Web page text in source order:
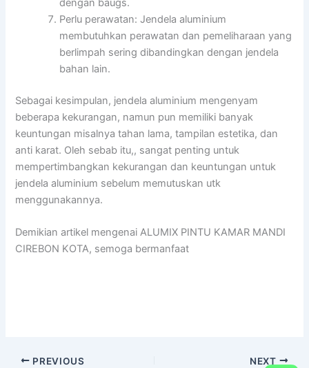
dengan baugs.
Perlu perawatan: Jendela aluminium
membutuhkan perawatan dan pemeliharaan yang
berlimpah sering dibandingkan dengan jendela
bahan lain.
Sebagai kesimpulan, jendela aluminium mengenyam
beberapa kekurangan, namun pun memiliki banyak
keuntungan misalnya tahan lama, tampilan estetika, dan
anti karat. Oleh sebab itu,, sangat penting untuk
mempertimbangkan kekurangan dan keuntungan untuk
jendela aluminium sebelum memutuskan utk
menggunakannya.
Demikian artikel mengenai ALUMIX PINTU KAMAR MANDI
CIREBON KOTA, semoga bermanfaat
PREVIOUS NEXT